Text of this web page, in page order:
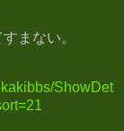
まない。
ShowDet